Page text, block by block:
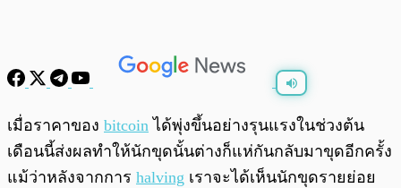
0:00 / 0:00
เมื่อราคาของ bitcoin ได้พุ่งขึ้นอย่างรุนแรงในช่วงต้น
เดือนนี้ส่งผลทำให้นักขุดนั้นต่างก็แห่กันกลับมาขุดอีกครั้ง
แม้ว่าหลังจากการ halving เราจะได้เห็นนักขุดรายย่อย